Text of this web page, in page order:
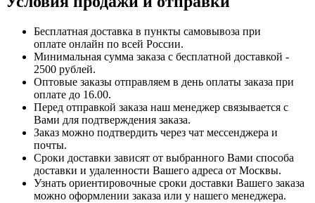
Бесплатная доставка в пункты самовывоза при
оплате онлайн по всей России.
Минимальная сумма заказа с бесплатной доставкой -
2500 рублей.
Оптовые заказы отправляем в день оплаты заказа при
оплате до 16.00.
Перед отправкой заказа наш менеджер связывается с
Вами для подтверждения заказа.
Заказ можно подтвердить через чат мессенджера и
почты.
Сроки доставки зависят от выбранного Вами способа
доставки и удаленности Вашего адреса от Москвы.
Узнать ориентировочные сроки доставки Вашего заказа
можно оформлении заказа или у нашего менеджера.